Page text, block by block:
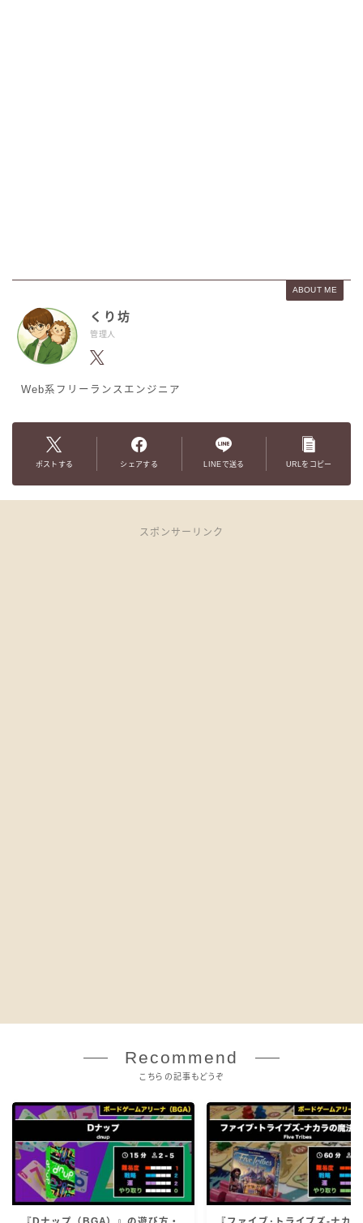
ABOUT ME
くり坊
管理人
Web系フリーランスエンジニア
ポストする シェアする LINEで送る URLをコピー
スポンサーリンク
Recommend
こちらの記事もどうぞ